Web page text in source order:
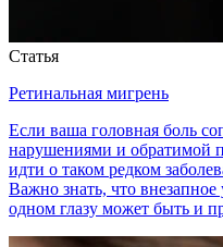
Статья
Ретинальная мигрень
Если ваша головная боль
нарушениями и обратимой
идти о таком редком
Важно знать, что
одном глазу может быть и